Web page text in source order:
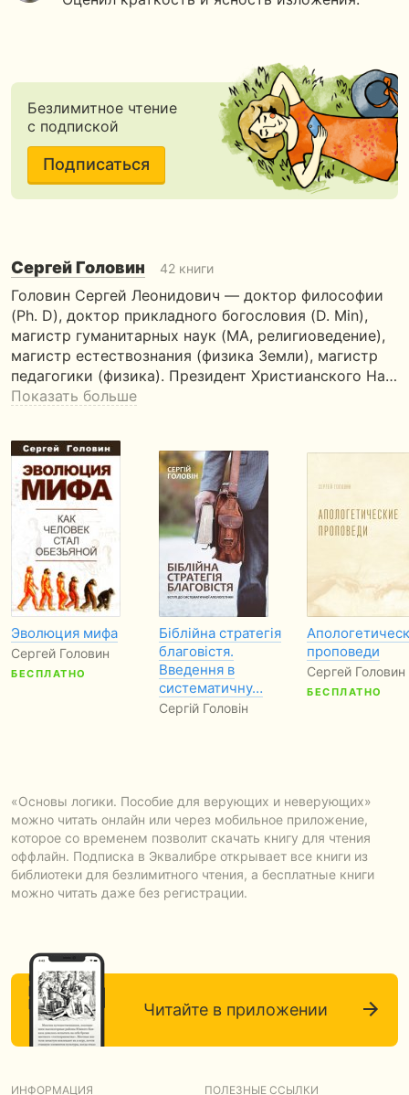
Безлимитное чтение
с подпиской
Подписаться
Сергей Головин 42 книги
Головин Сергей Леонидович — доктор философии
(Ph. D), доктор прикладного богословия (D. Min),
магистр гуманитарных наук (MA, религиоведение),
магистр естествознания (физика Земли), магистр
педагогики (физика). Президент Христианского На…
Показать больше
Эволюция мифа
Сергей Головин
БЕСПЛАТНО
Біблійна стратегія
благовістя.
Введення в
систематичну…
Сергій Головін
проповеди
Сергей Головин
БЕСПЛАТНО
«Основы логики. Пособие для верующих и неверующих»
можно читать онлайн или через мобильное приложение,
которое со временем позволит скачать книгу для чтения
оффлайн. Подписка в Эквалибре открывает все книги из
библиотеки для безлимитного чтения, а бесплатные книги
можно читать даже без регистрации.
Читайте в приложении
ИНФОРМАЦИЯ ПОЛЕЗНЫЕ ССЫЛКИ